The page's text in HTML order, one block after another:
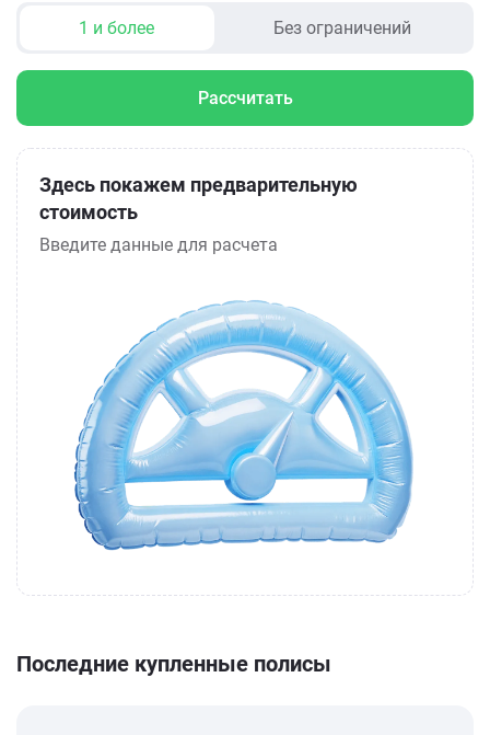
1 и более Без ограничений
Рассчитать
Здесь покажем предварительную
стоимость
Введите данные для расчета
Последние купленные полисы